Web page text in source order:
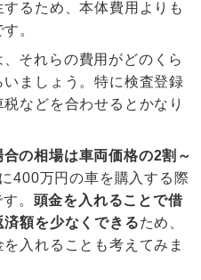
るため、本体費用よりも
。
それらの費用がどのくら
ましょう。特に検査登録
などを合わせるとかなり
の相場は車両価格の2割～
400万円の車を購入する際
。 頭金を入れることで借
額を少なくできるため、
入れることも考えてみま